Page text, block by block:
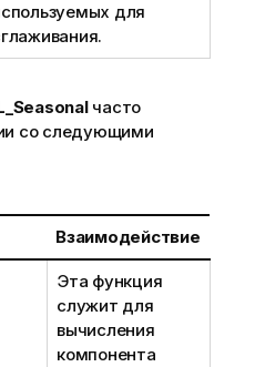
для
часто
со следующими
Взаимодействие
Эта функция
служит для
вычисления
компонента